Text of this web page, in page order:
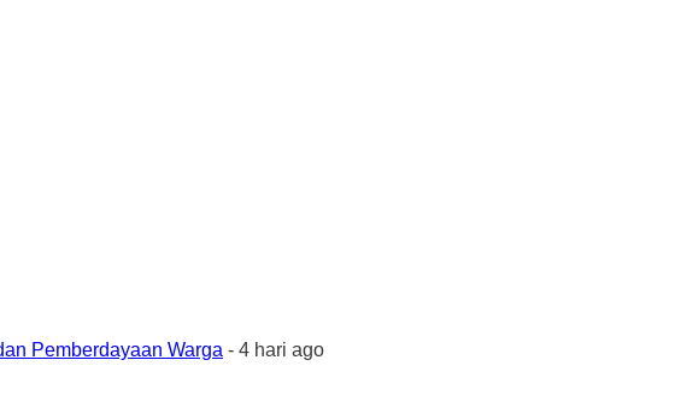
Pemberdayaan Warga - 4 hari ago